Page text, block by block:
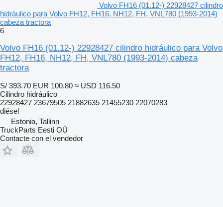
Volvo FH16 (01.12-) 22928427 cilindro
hidráulico para Volvo FH12, FH16, NH12, FH, VNL780 (1993-2014)
cabeza tractora
6
Volvo FH16 (01.12-) 22928427 cilindro hidráulico para Volvo
FH12, FH16, NH12, FH, VNL780 (1993-2014) cabeza
tractora
S/ 393.70 EUR 100.80 ≈ USD 116.50
Cilindro hidráulico
22928427 23679505 21882635 21455230 22070283
diésel
Estonia, Tallinn
TruckParts Eesti OÜ
Contacte con el vendedor